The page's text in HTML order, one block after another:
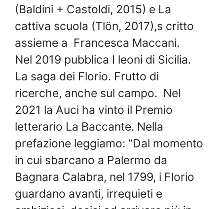
(Baldini + Castoldi, 2015) e La
cattiva scuola (Tlön, 2017),s critto
assieme a Francesca Maccani.
Nel 2019 pubblica I leoni di Sicilia.
La saga dei Florio. Frutto di
ricerche, anche sul campo. Nel
2021 la Auci ha vinto il Premio
letterario La Baccante. Nella
prefazione leggiamo: “Dal momento
in cui sbarcano a Palermo da
Bagnara Calabra, nel 1799, i Florio
guardano avanti, irrequieti e